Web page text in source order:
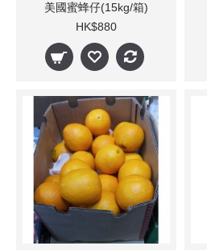
美國蜜蜂仔(15kg/箱)
HK$880